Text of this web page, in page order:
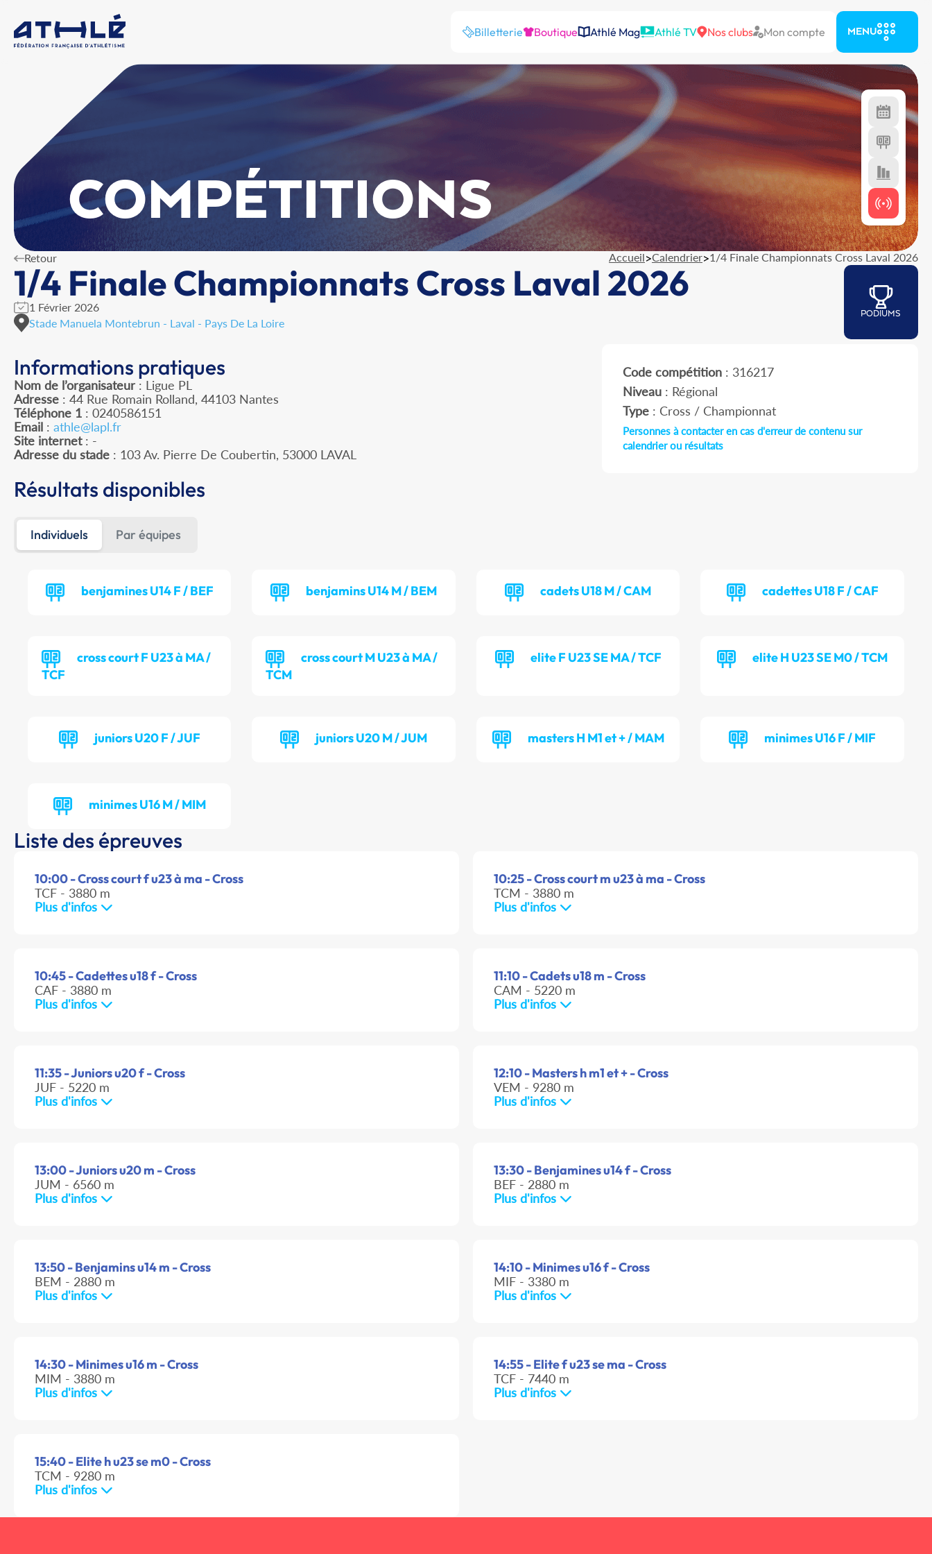
Billetterie Boutique Athlé Mag Athlé TV Nos clubs Mon compte MENU
COMPÉTITIONS
Retour Accueil>Calendrier>1/4 Finale Championnats Cross Laval 2026
1/4 Finale Championnats Cross Laval 2026
1 Février 2026
Stade Manuela Montebrun - Laval - Pays De La Loire
PODIUMS
Informations pratiques
Nom de l’organisateur : Ligue PL
Adresse : 44 Rue Romain Rolland, 44103 Nantes
Téléphone 1 : 0240586151
Email : athle@lapl.fr
Site internet: -
Adresse du stade : 103 Av. Pierre De Coubertin, 53000 LAVAL
Code compétition: 316217
Niveau: Régional
Type: Cross / Championnat
Personnes à contacter en cas d'erreur de contenu sur
calendrier ou résultats
Résultats disponibles
Individuels Par équipes
benjamines U14 F / BEF benjamins U14 M / BEM cadets U18 M / CAM cadettes U18 F / CAF
cross court F U23 à MA /
TCF
cross court M U23 à MA /
TCM
elite F U23 SE MA / TCF elite H U23 SE M0 / TCM
juniors U20 F / JUF juniors U20 M / JUM masters H M1 et + / MAM minimes U16 F / MIF
minimes U16 M / MIM
Liste des épreuves
10:00 - Cross court f u23 à ma - Cross
TCF - 3880 m
Plus d'infos
10:25 - Cross court m u23 à ma - Cross
TCM - 3880 m
Plus d'infos
10:45 - Cadettes u18 f - Cross
CAF - 3880 m
Plus d'infos
11:10 - Cadets u18 m - Cross
CAM - 5220 m
Plus d'infos
11:35 - Juniors u20 f - Cross
JUF - 5220 m
Plus d'infos
12:10 - Masters h m1 et + - Cross
VEM - 9280 m
Plus d'infos
13:00 - Juniors u20 m - Cross
JUM - 6560 m
Plus d'infos
13:30 - Benjamines u14 f - Cross
BEF - 2880 m
Plus d'infos
13:50 - Benjamins u14 m - Cross
BEM - 2880 m
Plus d'infos
14:10 - Minimes u16 f - Cross
MIF - 3380 m
Plus d'infos
14:30 - Minimes u16 m - Cross
MIM - 3880 m
Plus d'infos
14:55 - Elite f u23 se ma - Cross
TCF - 7440 m
Plus d'infos
15:40 - Elite h u23 se m0 - Cross
TCM - 9280 m
Plus d'infos